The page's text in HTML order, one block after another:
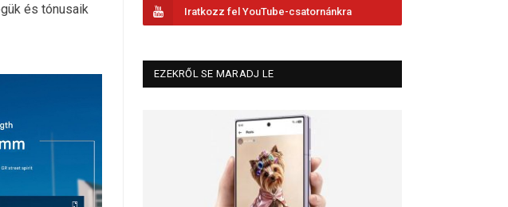
és tónusaik
Iratkozz fel YouTube-csatornánkra
EZEKRŐL SE MARADJ LE